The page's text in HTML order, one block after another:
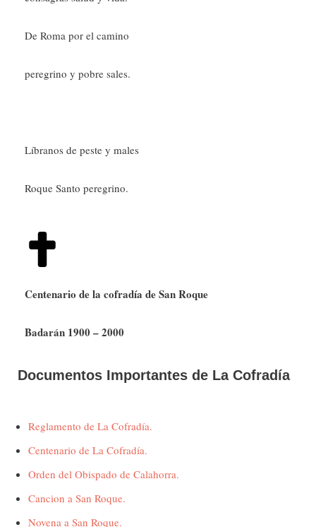
De Roma por el camino
peregrino y pobre sales.
Líbranos de peste y males
Roque Santo peregrino.
Centenario de la cofradía de San Roque
Badarán 1900 – 2000
Documentos Importantes de La Cofradía
Reglamento de La Cofradía.
Centenario de La Cofradía.
Orden del Obispado de Calahorra.
Cancion a San Roque.
Novena a San Roque.